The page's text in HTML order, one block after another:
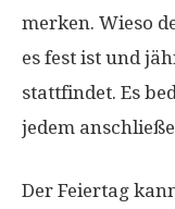
merken. Wieso
es fest ist und
stattfindet. Es
jedem
Der Feiertag